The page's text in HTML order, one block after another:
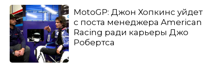
MotoGP: Джон Хопкинс уйдет
с поста менеджера American
Racing ради карьеры Джо
Робертса